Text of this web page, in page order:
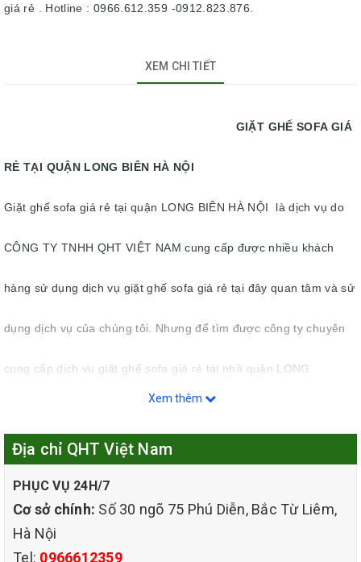
giá rẻ . Hotline : 0966.612.359 -0912.823.876.
XEM CHI TIẾT
GIẶT GHẾ SOFA GIÁ
RẺ TẠI QUẬN LONG BIÊN HÀ NỘI
Giặt ghế sofa giá rẻ tại quận LONG BIÊN HÀ NỘI là dịch vụ do
CÔNG TY TNHH QHT VIỆT NAM cung cấp được nhiều khách
hàng sử dụng dịch vụ giặt ghế sofa giá rẻ tại đây quan tâm và sử
dụng dịch vụ của chúng tôi. Nhưng để tìm được công ty chuyên
cung cấp dịch vụ giặt ghế sofa giá rẻ tại nhà quận LONG
đang tìm kiếm. Hôm nay CÔNG TY TNHH QHT VIỆT NAM sẽ giới
thiệu đến dịch vụ giặt ghế sofa giá rẻ tại nhà của công ty chúng
tôi. CÔNG TY TNHH QHT VIỆT NAM được thành hơn 10 năm là
Xem thêm
Địa chỉ QHT Việt Nam
PHỤC VỤ 24H/7
Cơ sở chính: Số 30 ngõ 75 Phú Diễn, Bắc Từ Liêm,
Hà Nội
Tel: 0966612359